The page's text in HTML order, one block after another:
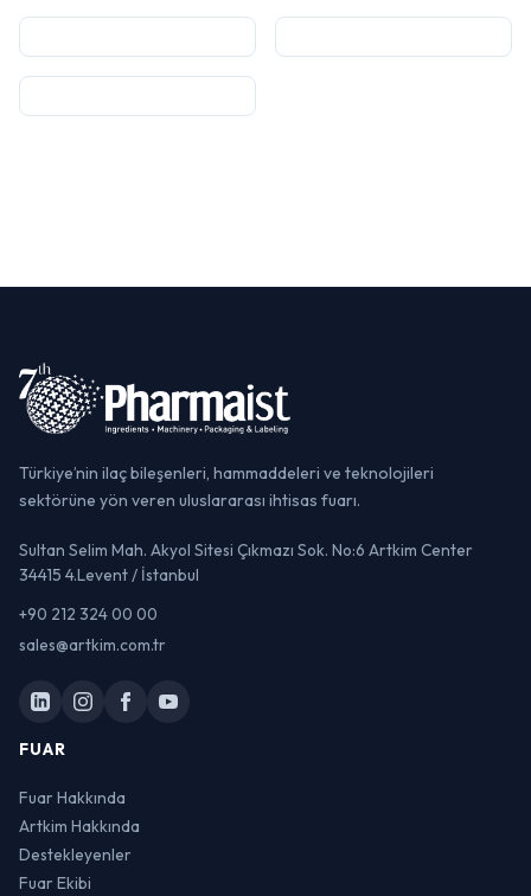
Türkiye’nin ilaç bileşenleri, hammaddeleri ve teknolojileri
sektörüne yön veren uluslararası ihtisas fuarı.
Sultan Selim Mah. Akyol Sitesi Çıkmazı Sok. No:6 Artkim Center
34415 4.Levent / İstanbul
+90 212 324 00 00
sales@artkim.com.tr
FUAR
Fuar Hakkında
Artkim Hakkında
Destekleyenler
Fuar Ekibi